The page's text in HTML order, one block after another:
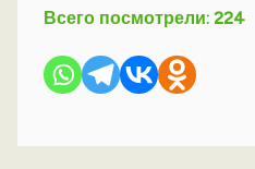
Всего посмотрели: 224